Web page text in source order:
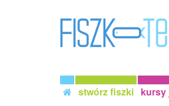
stwórz fiszki kursy